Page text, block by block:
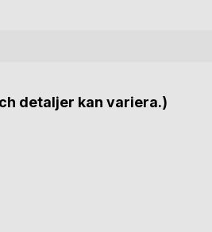
detaljer kan variera.)